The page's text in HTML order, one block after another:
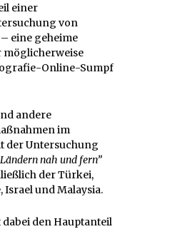
einer
von
eine geheime
möglicherweise
Online-Sumpf
andere
im
der Untersuchung
nah und fern”
der Türkei,
Israel und Malaysia.
den Hauptanteil